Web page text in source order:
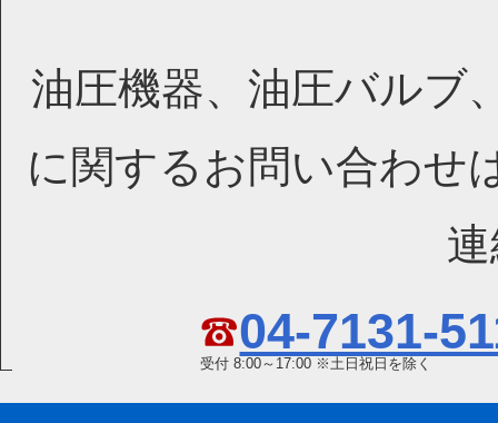
油圧機器、油圧バルブ
に関するお問い合わせ
04-7131-
受付 8:00～17:00 ※土日祝日を除く